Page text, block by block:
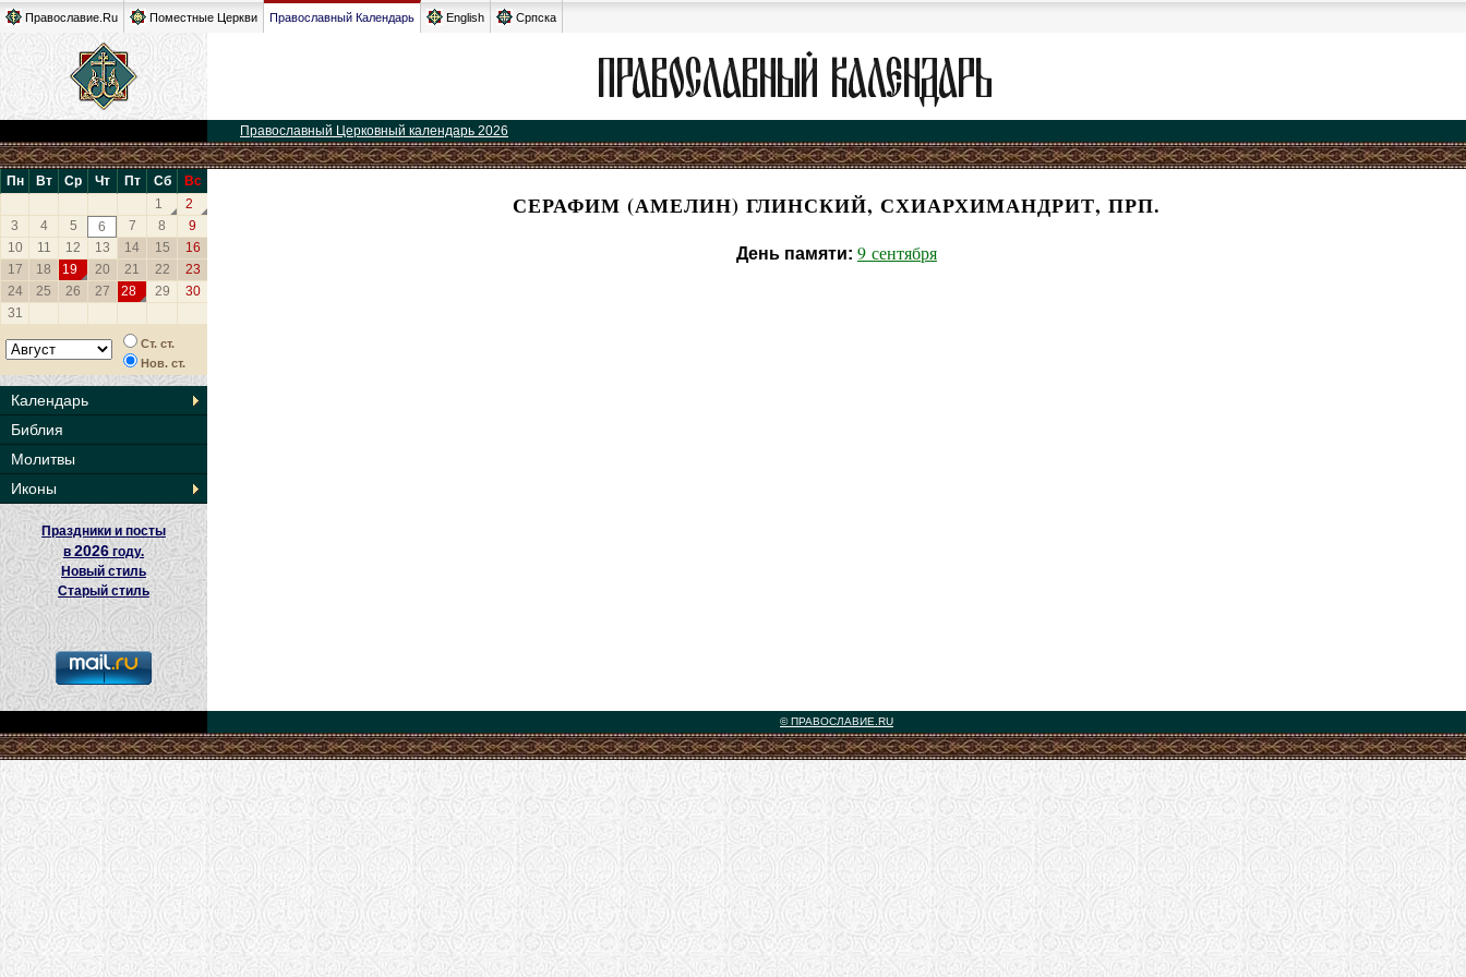
Православие.Ru Поместные Церкви Православный Календарь English Српска
Православный Церковный календарь 2026
Пн Вт Ср Чт Пт Сб
Вс
1
2
3
4 5 6 7 8
9
10
11 12 13 14 15
16
17
18 19 20 21 22
23
24
25 26 27 28 29
30
31
Ст. ст.
Нов. ст.
Календарь
Библия
Молитвы
Иконы
Праздники и посты
в2026 году.
Новый стиль
Старый стиль
СЕРАФИМ (АМЕЛИН) ГЛИНСКИЙ, СХИАРХИМАНДРИТ, ПРП.
День памяти: 9 сентября
© ПРАВОСЛАВИЕ.RU